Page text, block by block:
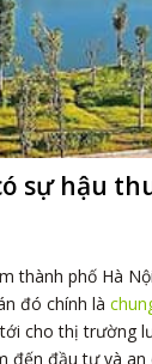
sự hậu
thành phố Hà
đó chính là
cho thị trường
đến đầu tư và